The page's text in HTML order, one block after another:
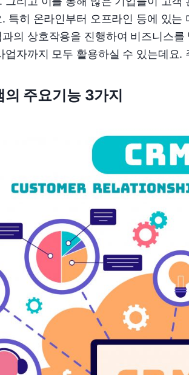
특히 온라인부터 오프라인 등에 있
의 상호작용을 진행하여 비즈니스
업자까지 모두 활용하실 수 있는데요
주요기능 3가지